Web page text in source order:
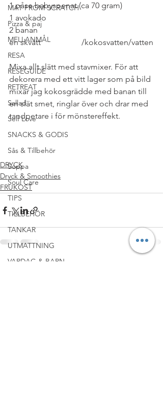
MAT FROM SCRATCH
Pizza & paj
MELLANMÅL
RESA
RESEGUIDE
RETREAT
Sallad
Self Love
SNACKS & GODIS
Sås & Tillbehör
Soppa
Soul Care
TIPS
TILLBEHÖR
TANKAR
UTMATTNING
VARDAG & BARN
1 påse babyspenat (ca 70 gram)
1 avokado
2 banan
en skvätt kombucha /kokosvatten/vatten
Mixa allt slätt med stavmixer. För att
dekorera med ett vitt lager som på bild
mixar jag kokosgrädde med banan till
en slät smet, ringlar över och drar med
tandpetare i för mönstereffekt.
#CLEANEATING
#SMOOTHIES
DRYCK
Dryck & Smoothies
FRUKOST